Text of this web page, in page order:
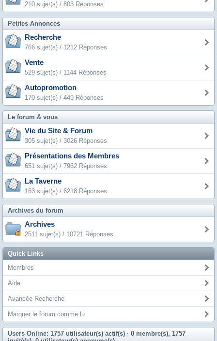
210 sujet(s) / 803 Réponses
Petites Annonces
Recherche
766 sujet(s) / 1212 Réponses
Vente
529 sujet(s) / 1144 Réponses
Autopromotion
170 sujet(s) / 449 Réponses
Le forum & vous
Vie du Site & Forum
305 sujet(s) / 3026 Réponses
Présentations des Membres
651 sujet(s) / 7962 Réponses
La Taverne
163 sujet(s) / 6218 Réponses
Archives du forum
Archives
2511 sujet(s) / 10721 Réponses
Quick Links
Membres
Aide
Avancée Recherche
Marquer le forum comme lu
Users Online: 1757 utilisateur(s) actif(s) · 0 membre(s), 1757